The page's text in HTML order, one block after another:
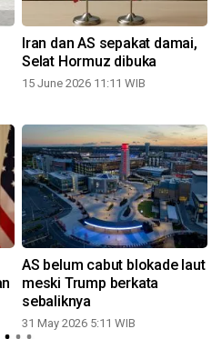
Iran dan AS sepakat damai,
Selat Hormuz dibuka
15 June 2026 11:11 WIB
AS belum cabut blokade laut
meski Trump berkata
sebaliknya
31 May 2026 5:11 WIB